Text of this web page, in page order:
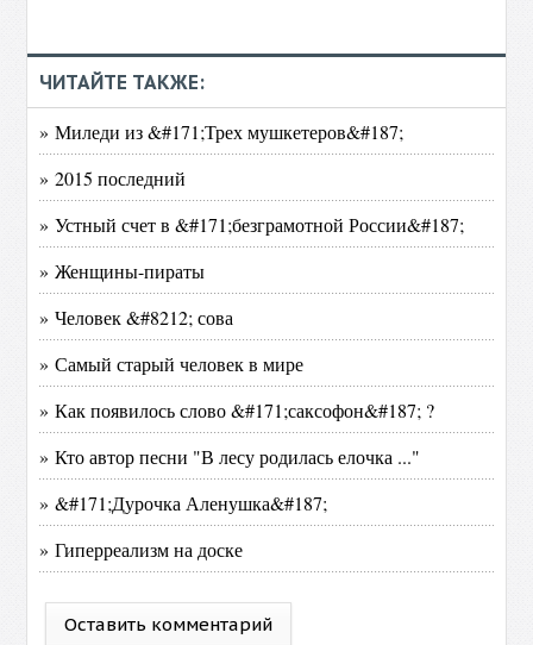
ЧИТАЙТЕ ТАКЖЕ:
» Миледи из &#171;Трех мушкетеров&#187;
» 2015 последний
» Устный счет в &#171;безграмотной России&#187;
» Женщины-пираты
» Человек &#8212; сова
» Самый старый человек в мире
» Как появилось слово &#171;саксофон&#187; ?
» Кто автор песни "В лесу родилась елочка ..."
» &#171;Дурочка Аленушка&#187;
» Гиперреализм на доске
Оставить комментарий